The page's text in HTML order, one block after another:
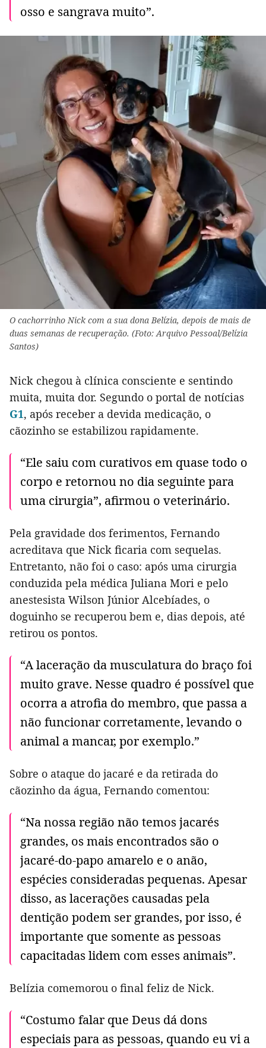
osso e sangrava muito”.
O cachorrinho Nick com a sua dona Belízia, depois de mais de
duas semanas de recuperação. (Foto: Arquivo Pessoal/Belízia
Santos)
Nick chegou à clínica consciente e sentindo
muita, muita dor. Segundo o portal de notícias
G1, após receber a devida medicação, o
cãozinho se estabilizou rapidamente.
“Ele saiu com curativos em quase todo o
corpo e retornou no dia seguinte para
uma cirurgia”, afirmou o veterinário.
Pela gravidade dos ferimentos, Fernando
acreditava que Nick ficaria com sequelas.
Entretanto, não foi o caso: após uma cirurgia
conduzida pela médica Juliana Mori e pelo
anestesista Wilson Júnior Alcebíades, o
doguinho se recuperou bem e, dias depois, até
retirou os pontos.
“A laceração da musculatura do braço foi
muito grave. Nesse quadro é possível que
ocorra a atrofia do membro, que passa a
não funcionar corretamente, levando o
animal a mancar, por exemplo.”
Sobre o ataque do jacaré e da retirada do
cãozinho da água, Fernando comentou:
“Na nossa região não temos jacarés
grandes, os mais encontrados são o
jacaré-do-papo amarelo e o anão,
espécies consideradas pequenas. Apesar
disso, as lacerações causadas pela
dentição podem ser grandes, por isso, é
importante que somente as pessoas
capacitadas lidem com esses animais”.
Belízia comemorou o final feliz de Nick.
“Costumo falar que Deus dá dons
especiais para as pessoas, quando eu vi a